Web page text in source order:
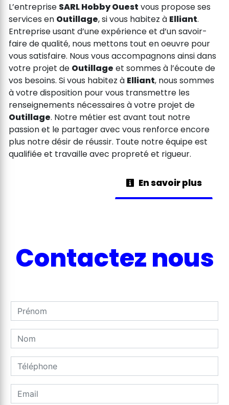
L’entreprise SARL Hobby Ouest vous propose ses
services en Outillage, si vous habitez à Elliant.
Entreprise usant d’une expérience et d’un savoir-
faire de qualité, nous mettons tout en oeuvre pour
vous satisfaire. Nous vous accompagnons ainsi dans
votre projet de Outillage et sommes à l’écoute de
vos besoins. Si vous habitez à Elliant, nous sommes
à votre disposition pour vous transmettre les
renseignements nécessaires à votre projet de
Outillage. Notre métier est avant tout notre
passion et le partager avec vous renforce encore
plus notre désir de réussir. Toute notre équipe est
qualifiée et travaille avec propreté et rigueur.
En savoir plus
Contactez nous